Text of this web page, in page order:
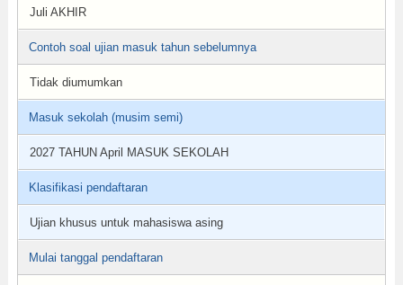
Juli AKHIR
Contoh soal ujian masuk tahun sebelumnya
Tidak diumumkan
Masuk sekolah (musim semi)
2027 TAHUN April MASUK SEKOLAH
Klasifikasi pendaftaran
Ujian khusus untuk mahasiswa asing
Mulai tanggal pendaftaran